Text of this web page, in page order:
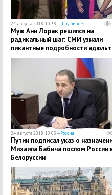
24 августа 2018, 10:38 —Шоу-бизнес
​Муж Ани Лорак решился на
радикальный шаг: СМИ узнали
пикантные подробности
Налчаджиоглу
24 августа 2018, 10:03 —Россия
Путин подписал указ о
Михаила Бабича послом России
Белоруссии